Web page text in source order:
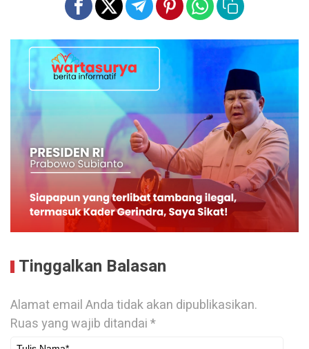
Tinggalkan Balasan
Alamat email Anda tidak akan dipublikasikan.
Ruas yang wajib ditandai*